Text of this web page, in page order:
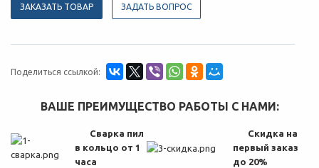
ЗАКАЗАТЬ ТОВАР ЗАДАТЬ ВОПРОС
Поделиться ссылкой:
ВАШЕ ПРЕИМУЩЕСТВО РАБОТЫ С НАМИ:
Сварка пил
в кольцо от 1
часа
Скидка на
первый заказ
до 20%